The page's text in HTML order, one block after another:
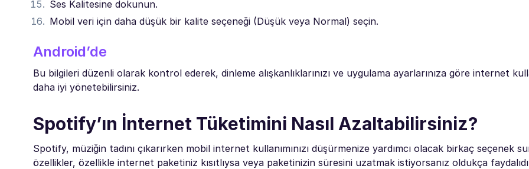
Ses Kalitesine dokunun.
Mobil veri için daha düşük bir kalite seçeneği (Düşük veya Normal) seçin.
Android’de
Bu bilgileri düzenli olarak kontrol ederek, dinleme alışkanlıklarınızı ve uygulama ayarlarınıza göre internet
daha iyi yönetebilirsiniz.
Spotify’ın İnternet Tüketimini Nasıl Azaltabilirsiniz?
Spotify, müziğin tadını çıkarırken mobil internet kullanımınızı düşürmenize yardımcı olacak birkaç seçenek
özellikler, özellikle internet paketiniz kısıtlıysa veya paketinizin süresini uzatmak istiyorsanız oldukça